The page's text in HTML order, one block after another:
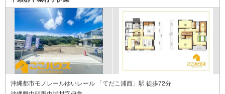
＝＝＝＝＝＝＝＝＝＝＝＝＝＝＝＝＝＝＝＝＝＝＝＝＝＝
沖縄都市モノレールゆいレール 「てだこ浦西」駅 徒歩72分